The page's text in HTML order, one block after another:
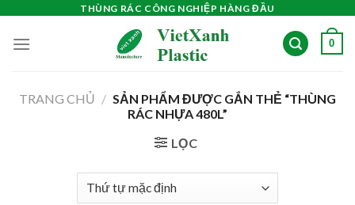
content
THÙNG RÁC CÔNG NGHIỆP HÀNG ĐẦU
0
TRANG CHỦ / SẢN PHẨM ĐƯỢC GẮN THẺ “THÙNG
RÁC NHỰA 480L”
LỌC